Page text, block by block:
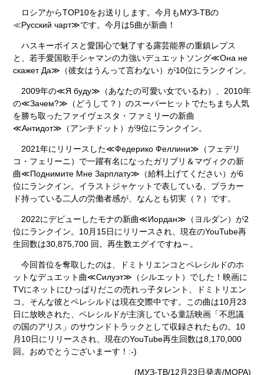
ロシアからTOP10をお送りします。今月もМУЗ-ТВの
≪Русский чарт≫です。今月は5曲が新曲！
ハスキーボイスと愛国心で魅了する露芸能界の重鎮レプス
と、若手愛国歌手シャマンの力強いデュエットソング≪Она не
скажет Да≫ （彼女はうんって言わない）が10位にランクイン。
2009年の≪Я буду≫ （あなたの可愛い女でいるわ）、2010年
の≪Зачем?≫ （どうして？）のスーパーヒットでたちまち人気
を勝ち取ったファイヴェスタ・ファミリーの新曲
≪Антидот≫ （アンチドット）が9位にランクイン。
2021年にリリースした≪Федерико Феллини≫ （フェデリ
コ・フェリーニ）で一躍有名になったガリブリ＆マヴィクの新
曲≪Поднимите Мне Зарплату≫ （給料上げてください）が6
位にランクイン。イラストジャケットで表している、プラカー
ド持っている二人の労働者感が、なんとも切実（？）です。
2022にデビューしたモナの新曲≪Иордан≫ （ヨルダン）が2
位にランクイン。10月15日にリリースされ、現在のYouTube再
生回数は30,875,700 回。再生数エグイですね～。
今回首位を奪取したのは、ドミトリエンコとペレシルドのホ
ットなデュエット曲≪Силуэт≫ （シルエット）でした！映画に
TVにネットにひっぱりだこの売れっ子タレント、ドミトリエン
コ。そんな彼とペレシルドは現在交際中です。この曲は10月23
日に放映された、ペレシルドが主演している童話映画「不思議
の国のアリス」のサウンドトラックとして収録されたもの。10
月10日にリリースされ、現在のYouTube再生回数は8,170,000
回。おめでとうございまーす！:-)
(МУЗ-ТВ/12月23日発表/MOPA)